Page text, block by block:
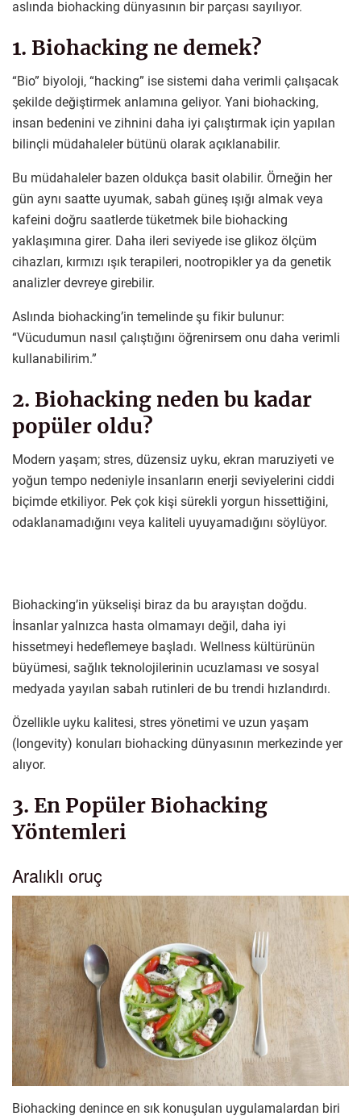
aslında biohacking dünyasının bir parçası sayılıyor.
1. Biohacking ne demek?
“Bio” biyoloji, “hacking” ise sistemi daha verimli çalışacak
şekilde değiştirmek anlamına geliyor. Yani biohacking,
insan bedenini ve zihnini daha iyi çalıştırmak için yapılan
bilinçli müdahaleler bütünü olarak açıklanabilir.
Bu müdahaleler bazen oldukça basit olabilir. Örneğin her
gün aynı saatte uyumak, sabah güneş ışığı almak veya
kafeini doğru saatlerde tüketmek bile biohacking
yaklaşımına girer. Daha ileri seviyede ise glikoz ölçüm
cihazları, kırmızı ışık terapileri, nootropikler ya da genetik
analizler devreye girebilir.
Aslında biohacking’in temelinde şu fikir bulunur:
“Vücudumun nasıl çalıştığını öğrenirsem onu daha verimli
kullanabilirim.”
2. Biohacking neden bu kadar
popüler oldu?
Modern yaşam; stres, düzensiz uyku, ekran maruziyeti ve
yoğun tempo nedeniyle insanların enerji seviyelerini ciddi
biçimde etkiliyor. Pek çok kişi sürekli yorgun hissettiğini,
odaklanamadığını veya kaliteli uyuyamadığını söylüyor.
Biohacking’in yükselişi biraz da bu arayıştan doğdu.
İnsanlar yalnızca hasta olmamayı değil, daha iyi
hissetmeyi hedeflemeye başladı. Wellness kültürünün
büyümesi, sağlık teknolojilerinin ucuzlaması ve sosyal
medyada yayılan sabah rutinleri de bu trendi hızlandırdı.
Özellikle uyku kalitesi, stres yönetimi ve uzun yaşam
(longevity) konuları biohacking dünyasının merkezinde yer
alıyor.
3. En Popüler Biohacking
Yöntemleri
Aralıklı oruç
Biohacking denince en sık konuşulan uygulamalardan biri